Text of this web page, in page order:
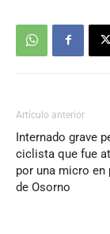
Artículo anterior
Internado grave
ciclista que fue
por una micro en
de Osorno